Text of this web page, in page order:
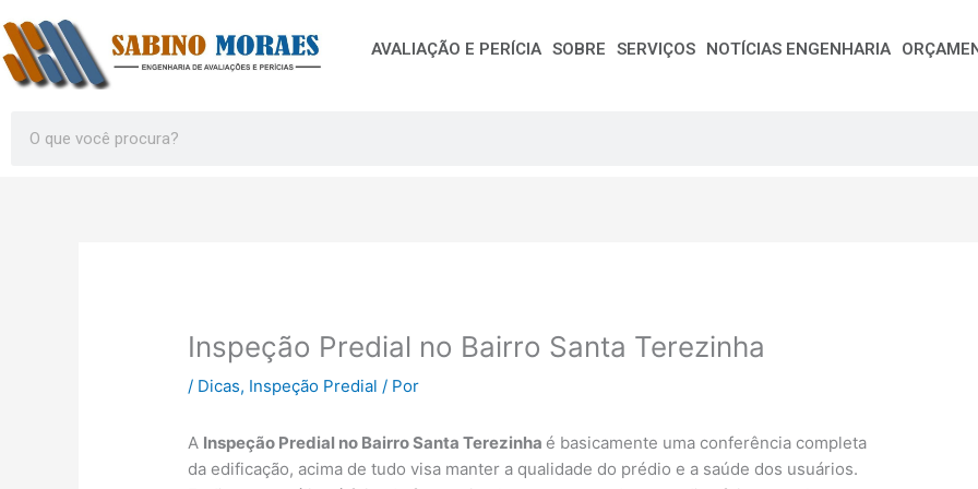
para
o
conteúdo
AVALIAÇÃO E PERÍCIA SOBRE SERVIÇOS NOTÍCIAS ENGENHARIA
Inspeção Predial no Bairro Santa Terezinha
/ Dicas, Inspeção Predial / Por
A Inspeção Predial no Bairro Santa Terezinha é basicamente uma conferência completa
da edificação, acima de tudo visa manter a qualidade do prédio e a saúde dos usuários.